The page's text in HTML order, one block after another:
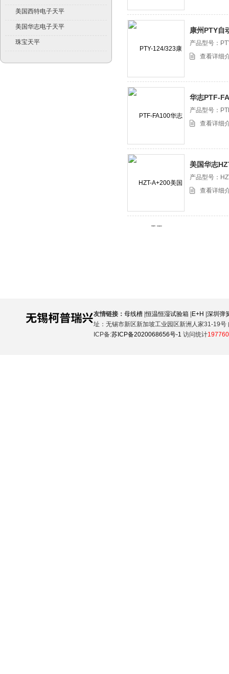
美国西特电子天平
美国华志电子天平
珠宝天平
康州PTY自
平
产品型号：
查看详细
华志PTF-
平
产品型号：
查看详细
美国华志
平
产品型号：
查看详细
友情链接： 母线槽 |恒温恒湿试验箱 E+H 深圳弹
址：无锡市新区新加坡工业园区新洲人家31-19号
ICP备:苏ICP备2020068656号-1 访问统计197760